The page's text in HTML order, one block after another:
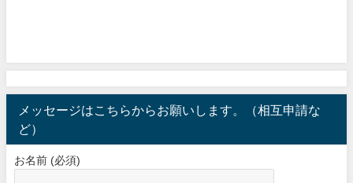
メッセージはこちらからお願いします。（相互申請な
ど）
お名前 (必須)